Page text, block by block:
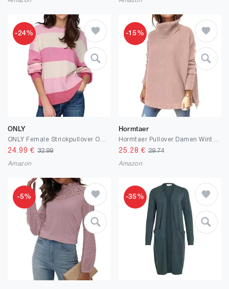
-24%
ONLY
24.99 €32.99
Amazon
-15%
Hormtaer
25.28 € 29.74
Amazon
-5% -35%